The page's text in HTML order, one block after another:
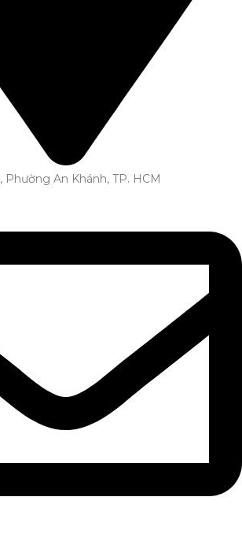
Phường An Khánh, TP. HCM